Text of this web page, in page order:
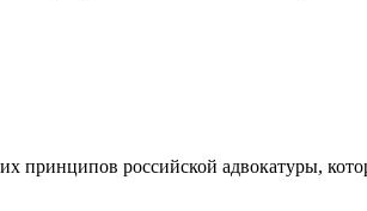
российской адвокатуры,